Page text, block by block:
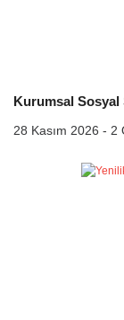
Kurumsal Sosyal
28 Kasım 2026 - 2